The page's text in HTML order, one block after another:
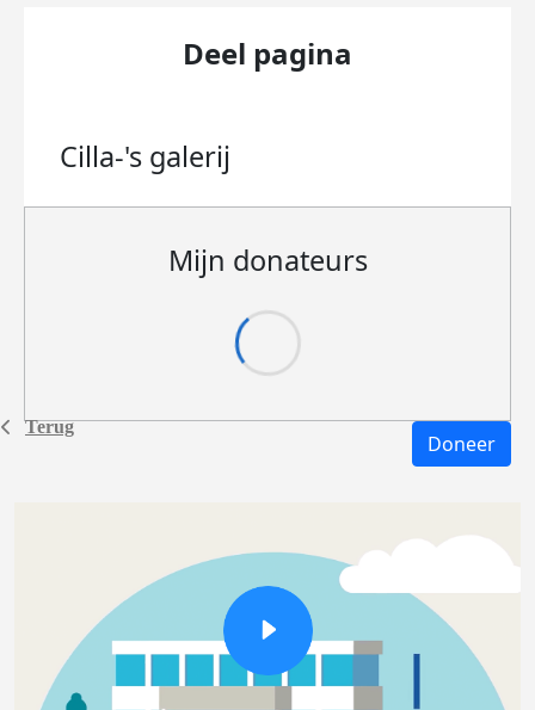
Terug
Deel pagina
Cilla-'s galerij
Mijn donateurs
Doneer